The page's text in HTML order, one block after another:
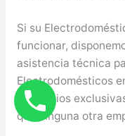
Si su
funcionar,
asistencia técnica
Electrodomésticos
beneficios
que ninguna otra